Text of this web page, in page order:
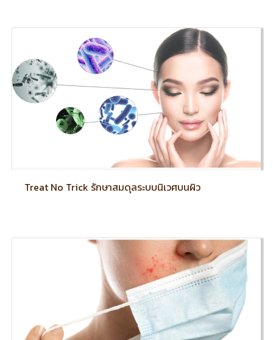
Treat No Trick รักษาสมดุลระบบนิเวศบนผิว